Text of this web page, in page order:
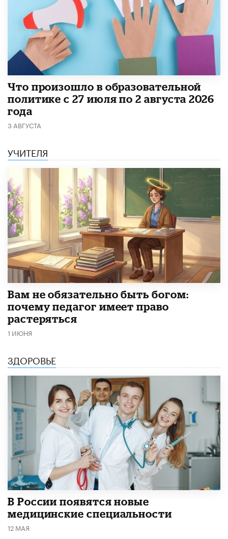
​Что произошло в образовательной
политике с 27 июля по 2 августа 2026
года
3 АВГУСТА
УЧИТЕЛЯ
​Вам не обязательно быть богом:
почему педагог имеет право
растеряться
1 ИЮНЯ
ЗДОРОВЬЕ
В России появятся новые
медицинские специальности
12 МАЯ